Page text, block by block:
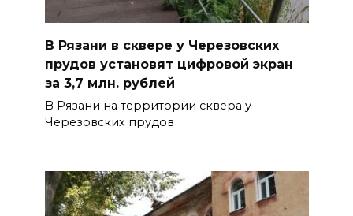
В Рязани в сквере у Черезовских
прудов установят цифровой экран
за 3,7 млн. рублей
В Рязани на территории сквера у
Черезовских прудов